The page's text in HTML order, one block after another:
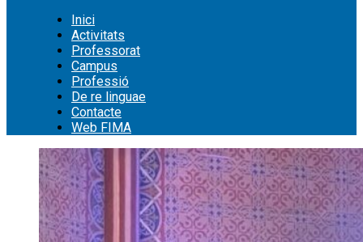
Inici
Activitats
Professorat
Campus
Professió
De re linguae
Contacte
Web FIMA
Cerca: